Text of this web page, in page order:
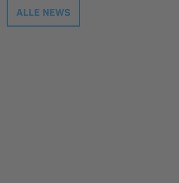
ALLE NEWS